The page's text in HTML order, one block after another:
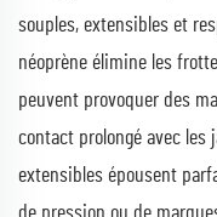
souples, extensibles et
néoprène élimine les
peuvent provoquer des
contact prolongé avec les
extensibles épousent